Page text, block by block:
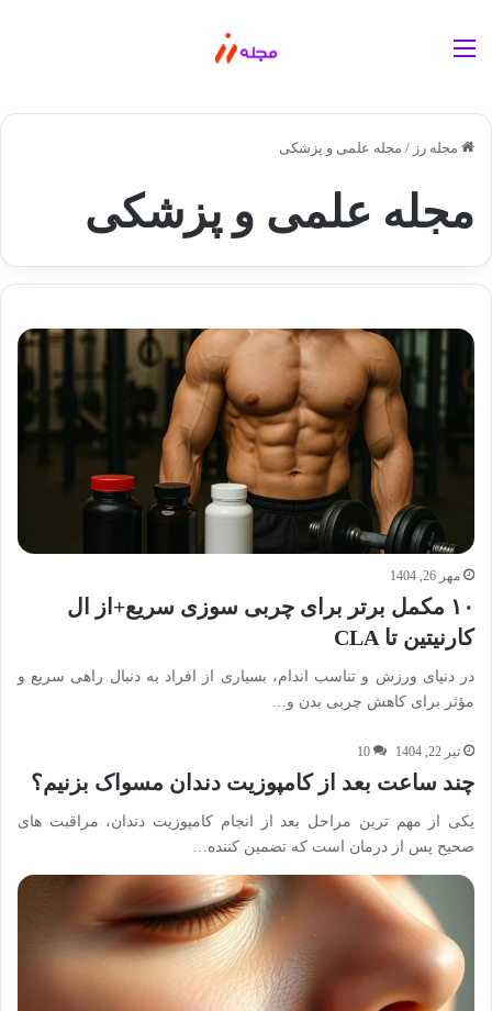
مجله رز / مجله علمی و پزشکی
مجله علمی و پزشکی
مهر 26, 1404
۱۰ مکمل برتر برای چربی سوزی سریع+از ال
کارنیتین تا CLA
در دنیای ورزش و تناسب اندام، بسیاری از افراد به دنبال راهی سریع و
مؤثر برای کاهش چربی بدن و…
تیر 22, 1404 10
چند ساعت بعد از کامپوزیت دندان مسواک بزنیم؟
یکی از مهم ترین مراحل بعد از انجام کامپوزیت دندان، مراقبت های
صحیح پس از درمان است که تضمین کننده…